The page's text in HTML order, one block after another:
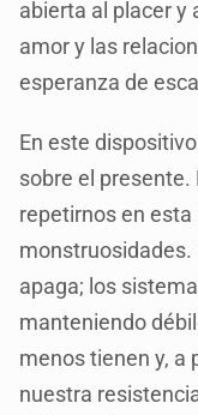
abierta al placer y
amor y las
esperanza de
En este
sobre el presente.
repetirnos en esta
monstruosidades.
apaga; los
manteniendo
menos tienen y, a
nuestra